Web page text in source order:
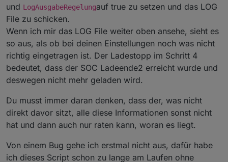
und LogAusgabeRegelungauf true zu setzen und das LOG
File zu schicken.
Wenn ich mir das LOG File weiter oben ansehe, sieht es
so aus, als ob bei deinen Einstellungen noch was nicht
richtig eingetragen ist. Der Ladestopp im Schritt 4
bedeutet, dass der SOC Ladeende2 erreicht wurde und
deswegen nicht mehr geladen wird.
Du musst immer daran denken, dass der, was nicht
direkt davor sitzt, alle diese Informationen sonst nicht
hat und dann auch nur raten kann, woran es liegt.
Von einem Bug gehe ich erstmal nicht aus, dafür habe
ich dieses Script schon zu lange am Laufen ohne